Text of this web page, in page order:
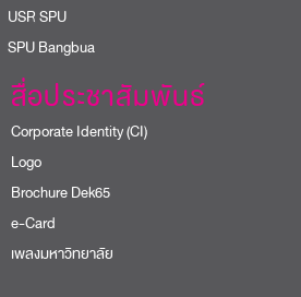
SPU
Bangbua
สื่อประชาสัมพันธ์
Corporate Identity (CI)
Logo
Brochure Dek65
e-Card
เพลงมหาวิทยาลัย